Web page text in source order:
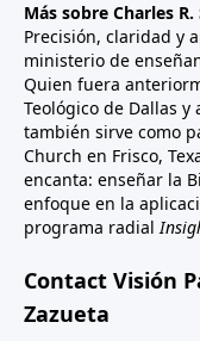
Más sobre Charles
Precisión, claridad y
ministerio de
Quien fuera
Teológico de Dallas
también sirve como
Church en Frisco,
encanta: enseñar la
enfoque en la
programa radial
Contact Visión
Zazueta